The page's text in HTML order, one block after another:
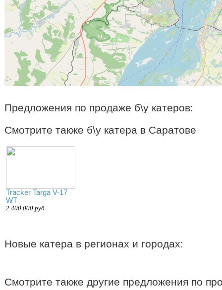
Предложения по продаже б\у катеров:
Смотрите также б\у катера в Саратове
Tracker Targa V-17
WT
2 400 000 руб
Новые катера в регионах и городах:
Смотрите также другие предложения по